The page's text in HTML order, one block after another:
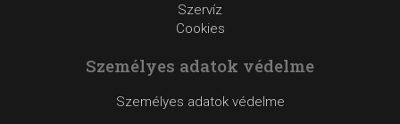
Szervíz
Cookies
Személyes adatok védelme
Személyes adatok védelme